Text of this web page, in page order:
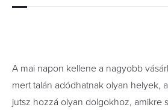
A mai napon kellene a nagyobb
mert talán adódhatnak olyan helyek,
jutsz hozzá olyan dolgokhoz, amikre